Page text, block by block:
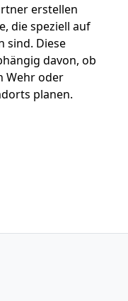
erstellen
die speziell auf
sind. Diese
davon, ob
Wehr oder
planen.